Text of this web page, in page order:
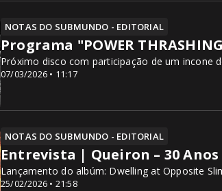
NOTAS DO SUBMUNDO - EDITORIAL
07/03/2026 • 11:17
Programa "POWER
Próximo disco com participação de um incone
NOTAS DO SUBMUNDO - EDITORIAL
25/02/2026 • 21:58
Entrevista | Queiron – 30
Lançamento do albúm: Dwelling at Opposite